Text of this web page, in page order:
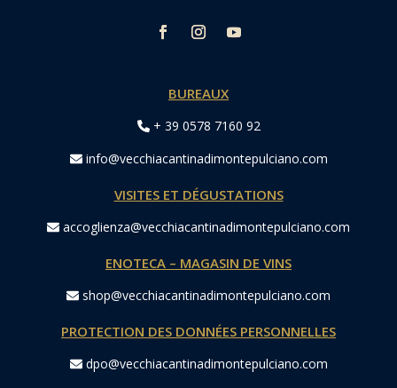
BUREAUX
+ 39 0578 7160 92
info@vecchiacantinadimontepulciano.com
VISITES ET DÉGUSTATIONS
accoglienza@vecchiacantinadimontepulciano.com
ENOTECA – MAGASIN DE VINS
shop@vecchiacantinadimontepulciano.com
PROTECTION DES DONNÉES PERSONNELLES
dpo@vecchiacantinadimontepulciano.com